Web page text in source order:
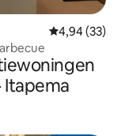
Gemiddelde
4,94 (33)
Itapema